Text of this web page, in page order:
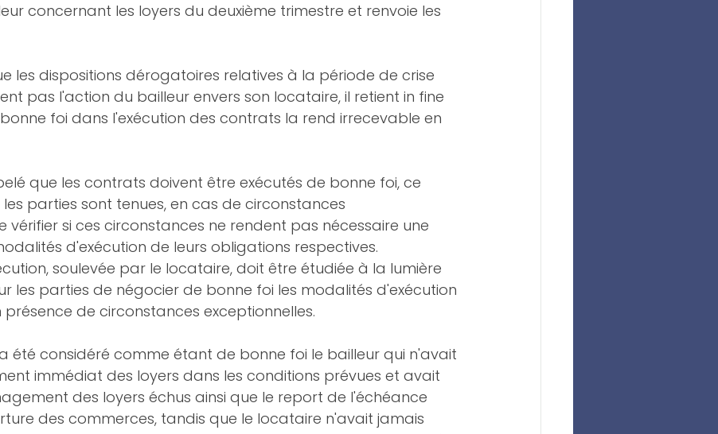
concernant les loyers du deuxième trimestre et renvoie les
les dispositions dérogatoires relatives à la période de crise
pas l'action du bailleur envers son locataire, il retient in fine
foi dans l'exécution des contrats la rend irrecevable en
que les contrats doivent être exécutés de bonne foi, ce
parties sont tenues, en cas de circonstances
vérifier si ces circonstances ne rendent pas nécessaire une
d'exécution de leurs obligations respectives.
soulevée par le locataire, doit être étudiée à la lumière
les parties de négocier de bonne foi les modalités d'exécution
de circonstances exceptionnelles.
a été considéré comme étant de bonne foi le bailleur qui n'avait
immédiat des loyers dans les conditions prévues et avait
des loyers échus ainsi que le report de l'échéance
des commerces, tandis que le locataire n'avait jamais